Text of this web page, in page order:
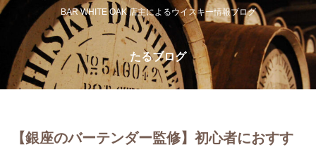
BAR WHITE OAK 店主によるウイスキー情報ブログ
たるブログ
【銀座のバーテンダー監修】初心者におすす